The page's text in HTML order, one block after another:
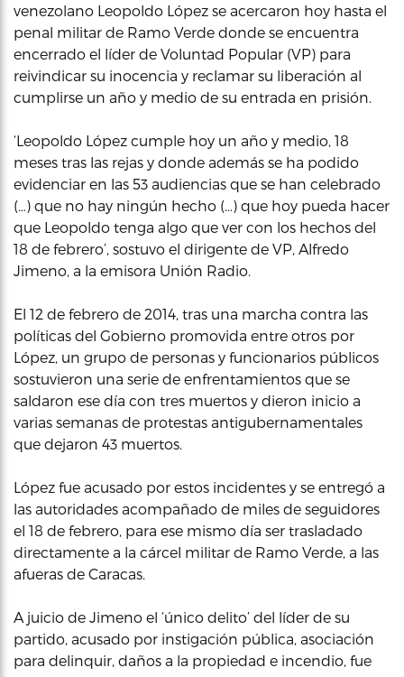
venezolano Leopoldo López se acercaron hoy hasta el
penal militar de Ramo Verde donde se encuentra
encerrado el líder de Voluntad Popular (VP) para
reivindicar su inocencia y reclamar su liberación al
cumplirse un año y medio de su entrada en prisión.
‘Leopoldo López cumple hoy un año y medio, 18
meses tras las rejas y donde además se ha podido
evidenciar en las 53 audiencias que se han celebrado
(…) que no hay ningún hecho (…) que hoy pueda hacer
que Leopoldo tenga algo que ver con los hechos del
18 de febrero’, sostuvo el dirigente de VP, Alfredo
Jimeno, a la emisora Unión Radio.
El 12 de febrero de 2014, tras una marcha contra las
políticas del Gobierno promovida entre otros por
López, un grupo de personas y funcionarios públicos
sostuvieron una serie de enfrentamientos que se
saldaron ese día con tres muertos y dieron inicio a
varias semanas de protestas antigubernamentales
que dejaron 43 muertos.
López fue acusado por estos incidentes y se entregó a
las autoridades acompañado de miles de seguidores
el 18 de febrero, para ese mismo día ser trasladado
directamente a la cárcel militar de Ramo Verde, a las
afueras de Caracas.
A juicio de Jimeno el ‘único delito’ del líder de su
partido, acusado por instigación pública, asociación
para delinquir, daños a la propiedad e incendio, fue